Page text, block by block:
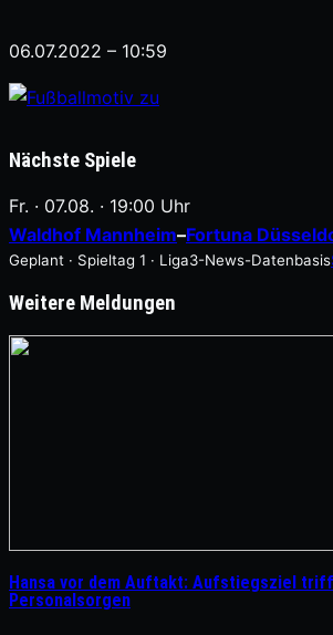
06.07.2022 – 10:59
Nächste Spiele
Fr. · 07.08. · 19:00 Uhr
Waldhof Mannheim–Fortuna
Geplant · Spieltag 1 · Liga3-News-Datenbasis
Weitere Meldungen
Hansa vor dem Auftakt: Aufstiegsziel
Personalsorgen